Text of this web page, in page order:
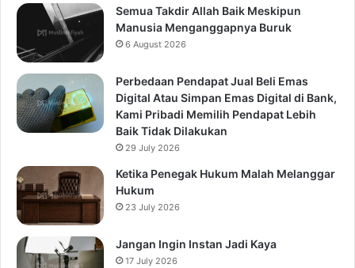
Semua Takdir Allah Baik Meskipun
Manusia Menganggapnya Buruk
6 August 2026
Perbedaan Pendapat Jual Beli Emas
Digital Atau Simpan Emas Digital di Bank,
Kami Pribadi Memilih Pendapat Lebih
Baik Tidak Dilakukan
29 July 2026
Ketika Penegak Hukum Malah Melanggar
Hukum
23 July 2026
Jangan Ingin Instan Jadi Kaya
17 July 2026